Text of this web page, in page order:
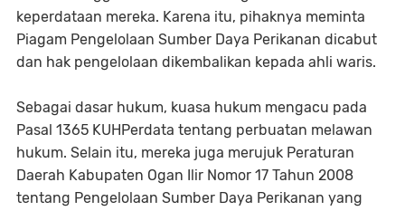
keperdataan mereka. Karena itu, pihaknya meminta
Piagam Pengelolaan Sumber Daya Perikanan dicabut
dan hak pengelolaan dikembalikan kepada ahli waris.
Sebagai dasar hukum, kuasa hukum mengacu pada
Pasal 1365 KUHPerdata tentang perbuatan melawan
hukum. Selain itu, mereka juga merujuk Peraturan
Daerah Kabupaten Ogan Ilir Nomor 17 Tahun 2008
tentang Pengelolaan Sumber Daya Perikanan yang